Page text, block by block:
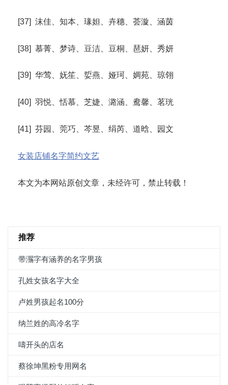
[37] 沫佳、知本、瑑妲、卉穗、荟漩、涵茵
[38] 慕菁、梦诗、豆洁、豆桐、琶妍、秀妍
[39] 华莺、妩笙、娎燕、娅珂、婤苑、琼翎
[40] 羽悦、恬慕、芝婕、潞涵、鸯馨、茗珖
[41] 芬园、莞巧、芩昱、绢芮、道晗、园文
女装店铺名字简约文艺
本文为本网站原创文章，未经许可，禁止转载！
推荐
带瀃字有涵养的名字男孩
孔姓女孩名字大全
卢姓男孩起名100分
纳兰姓的高冷名字
嚋开头的店名
蔡徐坤黑粉专用网名